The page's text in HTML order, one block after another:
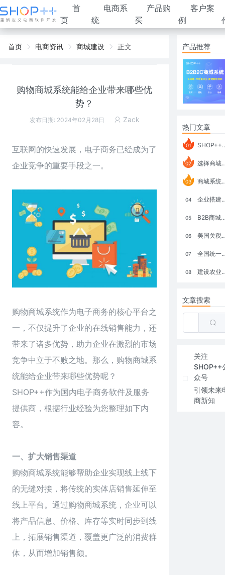
首
页
电商系
统
产品购
买
客户案
例
首页 电商资讯 商城建设 正文
购物商城系统能给企业带来哪些优
势？
发布日期: 2024年02月28日 Zack
互联网的快速发展，电子商务已经成为了
企业竞争的重要手段之一。
购物商城系统作为电子商务的核心平台之
一，不仅提升了企业的在线销售能力，还
带来了诸多优势，助力企业在激烈的市场
竞争中立于不败之地。那么，购物商城系
统能给企业带来哪些优势呢？
SHOP++作为国内电子商务软件及服务
提供商，根据行业经验为您整理如下内
容。
一、扩大销售渠道
购物商城系统能够帮助企业实现线上线下
的无缝对接，将传统的实体店销售延伸至
线上平台。通过购物商城系统，企业可以
将产品信息、价格、库存等实时同步到线
上，拓展销售渠道，覆盖更广泛的消费群
体，从而增加销售额。
产品推荐
热门文章
01 SHOP++ B2B2C V9.1 全新发布 新亮点
02 选择商城系统要考虑哪些问题？
03 商城系统如何打通跨境电商模式？
04 企业搭建积分商城系统要注意什么？
05 B2B商城系统搭建：开发语言、功能、优势分析
06 美国关税政策冲击全球电商格局：五大类平台受重创，转型与自救成关键
07 全国统一大市场：电商如何掘金新蓝海？
08 建设农业强国，网上商城来助力！
文章搜索
关注
SHOP++
众号
引领未来
商新知